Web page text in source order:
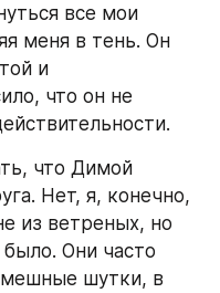
все мои
меня в тень. Он
и
что он не
что Димой
Нет, я, конечно,
из ветреных, но
Они часто
шутки, в